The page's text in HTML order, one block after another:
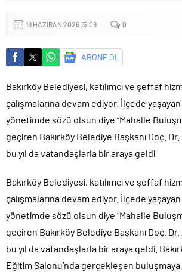
18 HAZIRAN 2026 15:09 0
ABONE OL
Bakırköy Belediyesi, katılımcı ve şeffaf
çalışmalarına devam ediyor. İlçede
yönetimde sözü olsun diye “Mahalle
geçiren Bakırköy Belediye Başkanı Doç.
bu yıl da vatandaşlarla bir araya geldi
Bakırköy Belediyesi, katılımcı ve şeffaf
çalışmalarına devam ediyor. İlçede
yönetimde sözü olsun diye “Mahalle
geçiren Bakırköy Belediye Başkanı Doç.
bu yıl da vatandaşlarla bir araya geldi.
Eğitim Salonu’nda gerçekleşen buluşmaya